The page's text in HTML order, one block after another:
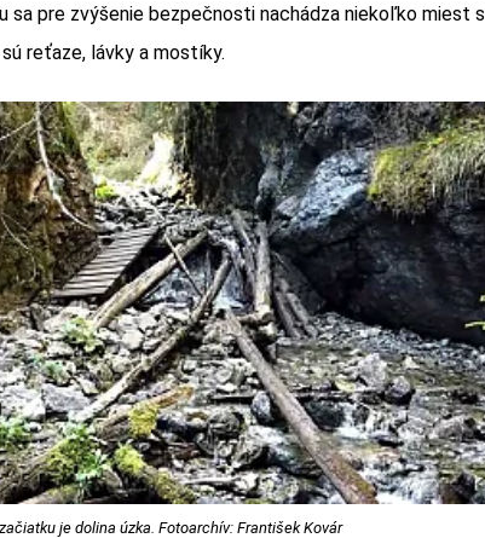
sa pre zvýšenie bezpečnosti nachádza niekoľko miest s
reťaze, lávky a mostíky.
je dolina úzka. Fotoarchív: František Kovár